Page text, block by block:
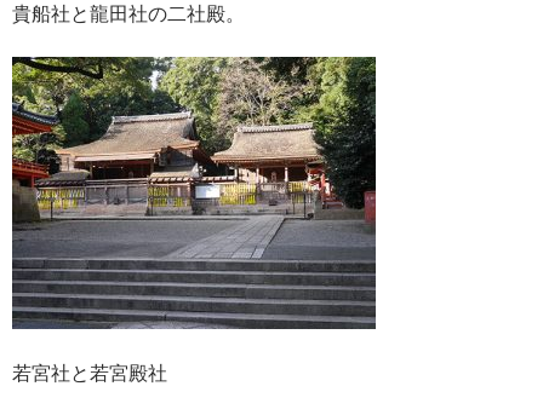
貴船社と龍田社の二社殿。
若宮社と若宮殿社